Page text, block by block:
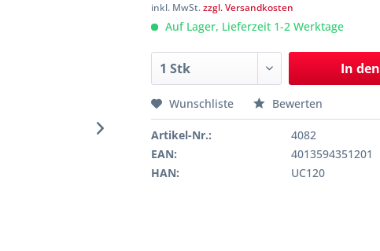
inkl. MwSt.zzgl. Versandkosten
Auf Lager, Lieferzeit 1-2 Werktage
In den
Wunschliste Bewerten
Artikel-Nr.:
4082
EAN:
4013594351201
HAN:
UC120